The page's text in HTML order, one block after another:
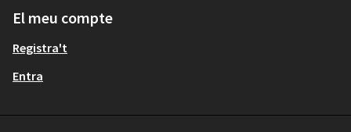
El meu compte
Registra't
Entra